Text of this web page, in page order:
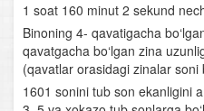
Logarifmik funksiya va
Logarifmik ifodalarni shakl
Logarifmik tenglamalar
1 soat 160 minut 2 sekund
Binoning 4- qavatigacha
qavatgacha bo‘lgan zina
(qavatlar orasidagi zinalar
1601 sonini tub son ekanligini